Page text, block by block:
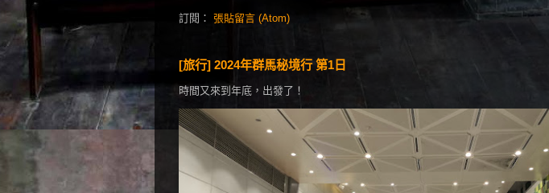
訂閱： 張貼留言 (Atom)
[旅行] 2024年群馬秘境行 第1日
時間又來到年底，出發了！